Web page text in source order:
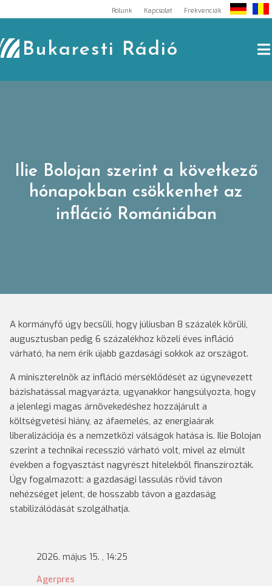
to
content
Rólunk Kapcsolat Frekvenciák
Bukaresti Rádió
Ilie Bolojan szerint a következő
hónapokban csökkenhet az
infláció Romániában
A kormányfő úgy becsüli, hogy júliusban 8 százalék körüli,
augusztusban pedig 6 százalékhoz közeli éves infláció
várható, ha nem érik újabb gazdasági sokkok az országot.
A miniszterelnök az infláció mérséklődését az úgynevezett
bázishatással magyarázta, ugyanakkor hangsúlyozta, hogy
a jelenlegi magas árnövekedéshez hozzájárult a
költségvetési hiány, az áfaemelés, az energiaárak
liberalizációja és a nemzetközi válságok hatása is. Ilie Bolojan
szerint a technikai recesszió várható volt, mivel az elmúlt
években a fogyasztást nagyrészt hitelekből finanszírozták.
Úgy fogalmazott: a gazdasági lassulás rövid távon
nehézséget jelent, de hosszabb távon a gazdaság
stabilizálódását szolgálhatja.
2026. május 15. , 14:25
Agerpres